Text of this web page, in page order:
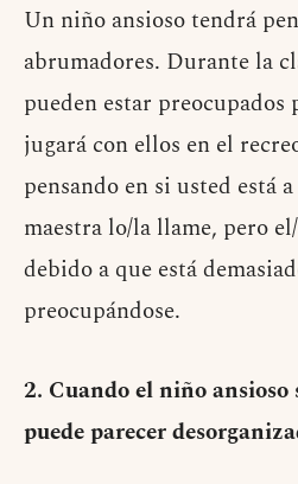
Un niño ansioso tendrá
abrumadores. Durante la
pueden estar preocupados
jugará con ellos en el
pensando en si usted está
maestra lo/la llame, pero
debido a que está
preocupándose.
2. Cuando el niño ansioso
puede parecer